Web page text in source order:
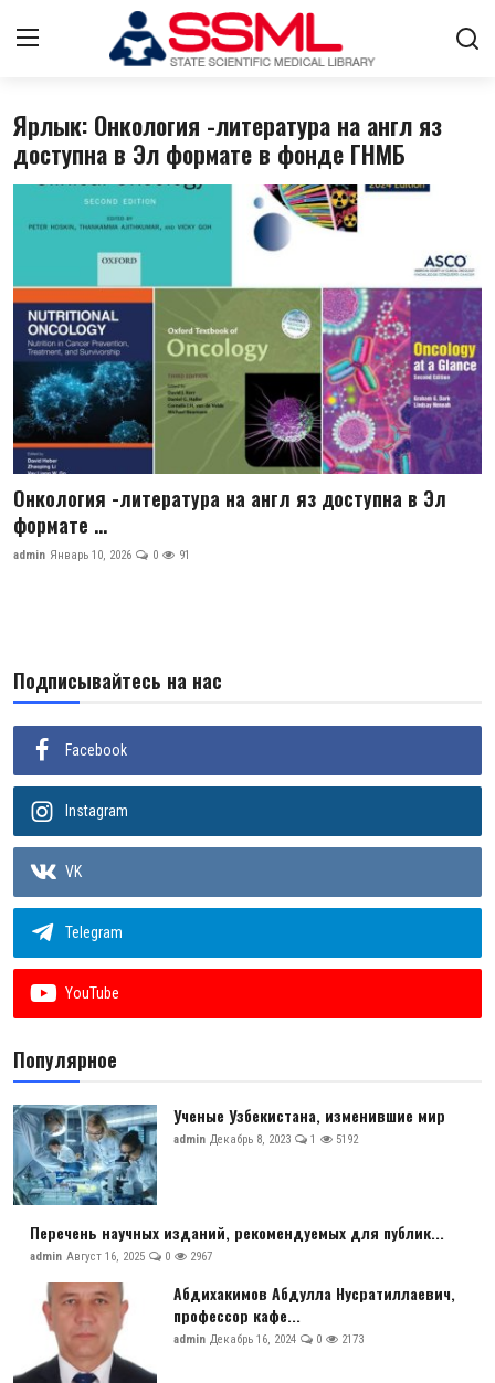
Авторизоваться регистр
Главная
О нас
Архив журналов Узбекистана
Лента
Контакты
Стратегический план развития
ГНМБ
Цифровые коллекции
Фотогалерея
Медики Узбекистана
ВАК
ИИ
Статистика
PDF-translator
Проблемы Арала
Антикоррупция
Русский
Ярлык: Онкология -литература на англ яз
доступна в Эл формате в фонде ГНМБ
Онкология -литература на англ яз доступна в Эл
формате ...
admin Январь 10, 2026 0 91
Подписывайтесь на нас
Facebook
Instagram
VK
Telegram
YouTube
Популярное
Ученые Узбекистана, изменившие мир
admin Декабрь 8, 2023 1 5192
Перечень научных изданий, рекомендуемых для публик...
admin Август 16, 2025 0 2967
Абдихакимов Абдулла Нусратиллаевич,
профессор кафе...
admin Декабрь 16, 2024 0 2173